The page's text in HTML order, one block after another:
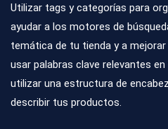
Utilizar tags y categorías para
ayudar a los motores de
temática de tu tienda y a
usar palabras clave relevantes
utilizar una estructura de
describir tus productos.